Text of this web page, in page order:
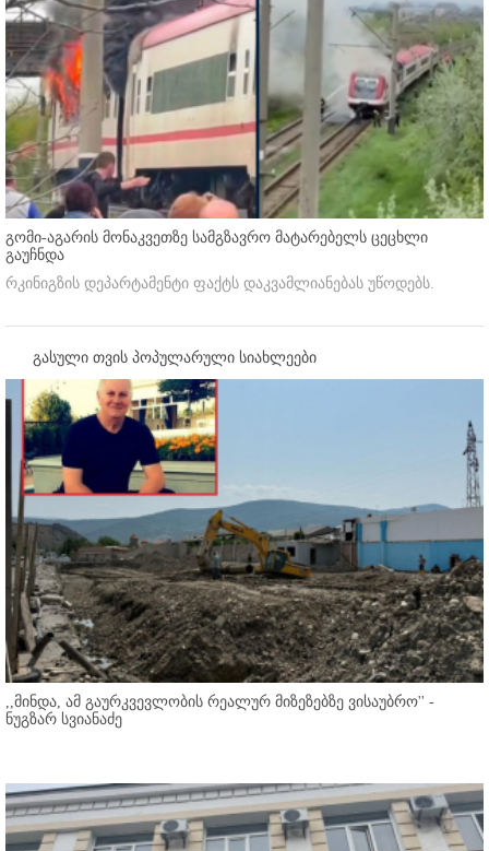
გომი-აგარის მონაკვეთზე სამგზავრო მატარებელს ცეცხლი
გაუჩნდა
რკინიგზის დეპარტამენტი ფაქტს დაკვამლიანებას უწოდებს.
გასული თვის პოპულარული სიახლეები
,,მინდა, ამ გაურკვევლობის რეალურ მიზეზებზე ვისაუბრო'' -
ნუგზარ სვიანაძე